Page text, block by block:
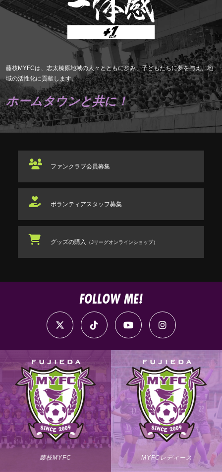
藤枝MYFCは、志太榛原地域の人々とともに歩み、子どもたちに夢を与え、地
域の活性化に貢献します。
ホームタウンと共に！
ファンクラブ会員募集
ボランティアスタッフ募集
グッズの購入 （Jリーグオンラインショップ）
FOLLOW ME!
藤枝MYFC MYFCレディース